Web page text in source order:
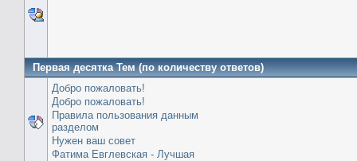
Первая десятка Тем (по количеству ответов)
Добро пожаловать!
Добро пожаловать!
Правила пользования данным
разделом
Нужен ваш совет
Фатима Евглевская - Лучшая